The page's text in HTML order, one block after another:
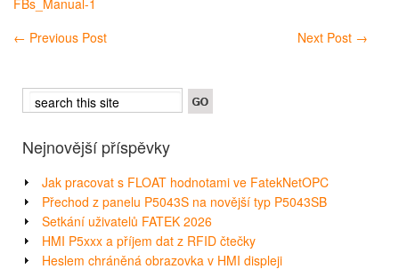
FBs_Manual-1
← Previous Post Next Post →
Nejnovější příspěvky
Jak pracovat s FLOAT hodnotami ve FatekNetOPC
Přechod z panelu P5043S na novější typ P5043SB
Setkání uživatelů FATEK 2026
HMI P5xxx a příjem dat z RFID čtečky
Heslem chráněná obrazovka v HMI displeji